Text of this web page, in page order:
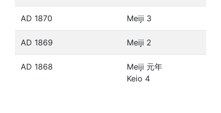
AD 1870 Meiji 3
AD 1869 Meiji 2
AD 1868
Meiji 元年
Keio 4